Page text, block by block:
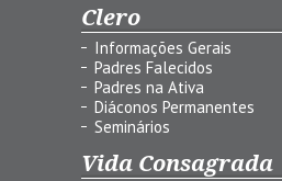
Clero
Informações Gerais
Padres Falecidos
Padres na Ativa
Diáconos Permanentes
Seminários
Vida Consagrada